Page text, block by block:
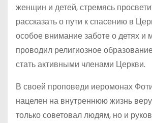
женщин и детей, стремясь
рассказать о пути к спасению в
особое внимание заботе о детях и
проводил религиозное
стать активными членами Церкви.
В своей проповеди иеромонах
нацелен на внутреннюю жизнь
только советовал людям, но и